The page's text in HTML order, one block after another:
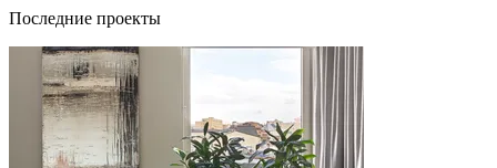
Последние проекты